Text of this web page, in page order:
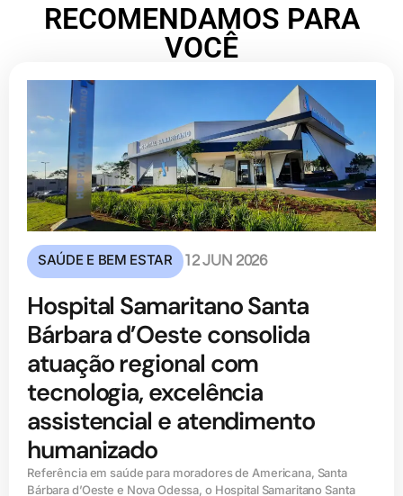
RECOMENDAMOS PARA
VOCÊ
SAÚDE E BEM ESTAR 12 JUN 2026
Hospital Samaritano Santa
Bárbara d’Oeste consolida
atuação regional com
tecnologia, excelência
assistencial e atendimento
humanizado
Referência em saúde para moradores de Americana, Santa
Bárbara d’Oeste e Nova Odessa, o Hospital Samaritano Santa